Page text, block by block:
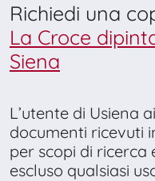
Richiedi una
La Croce
Siena
L’utente di Usiena
documenti ricevuti
per scopi di ricerca
escluso qualsiasi